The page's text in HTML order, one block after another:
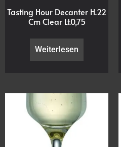
Tasting Hour Decanter H.22
Cm Clear Lt.0,75
Weiterlesen